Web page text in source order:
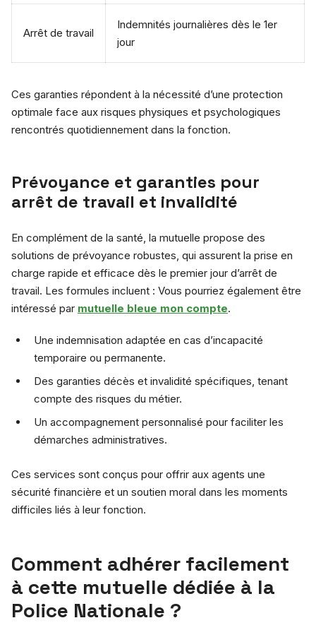
Arrêt de travail
Indemnités journalières dès le 1er
jour
Ces garanties répondent à la nécessité d’une protection
optimale face aux risques physiques et psychologiques
rencontrés quotidiennement dans la fonction.
Prévoyance et garanties pour
arrêt de travail et invalidité
En complément de la santé, la mutuelle propose des
solutions de prévoyance robustes, qui assurent la prise en
charge rapide et efficace dès le premier jour d’arrêt de
travail. Les formules incluent : Vous pourriez également être
intéressé par mutuelle bleue mon compte.
Une indemnisation adaptée en cas d’incapacité
temporaire ou permanente.
Des garanties décès et invalidité spécifiques, tenant
compte des risques du métier.
Un accompagnement personnalisé pour faciliter les
démarches administratives.
Ces services sont conçus pour offrir aux agents une
sécurité financière et un soutien moral dans les moments
difficiles liés à leur fonction.
Comment adhérer facilement
à cette mutuelle dédiée à la
Police Nationale ?